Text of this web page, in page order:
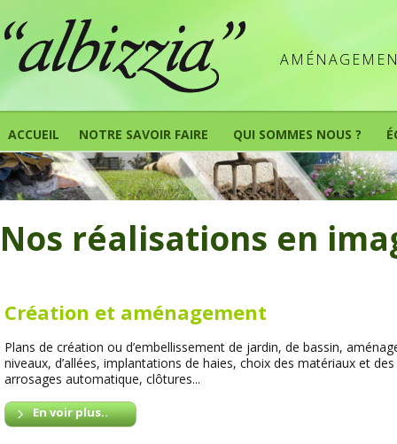
ACCUEIL NOTRE SAVOIR FAIRE QUI SOMMES NOUS ?
Nos réalisations en
Création et aménagement
Plans de création ou d’embellissement de jardin, de bassin,
niveaux, d’allées, implantations de haies, choix des matériaux et
arrosages automatique, clôtures...
En voir plus..